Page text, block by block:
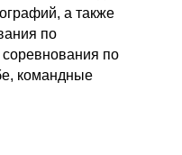
а также
по
по
командные